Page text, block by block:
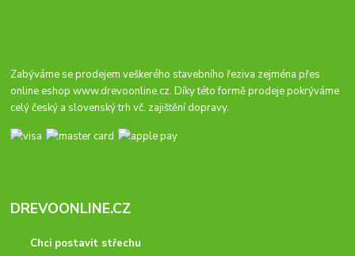
Zabýváme se prodejem veškerého stavebního řeziva zejména přes
online eshopwww.drevoonline.cz. Díky této formě prodeje pokrýváme
celý český a slovenský trh vč. zajištění dopravy.
DREVOONLINE.CZ
Chci postavit střechu